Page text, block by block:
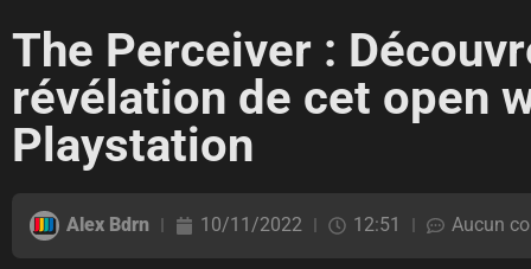
The Perceiver :
révélation de cet open
Playstation
Alex Bdrn 10/11/2022 12:51 Aucun